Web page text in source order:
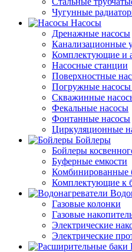
Чугунные
Насосы
Дренажные насосы
Канализационные
Комплектующие и
Насосные станции
Поверхностные
Погружные насосы
Скважинные
Фекальные насосы
Фонтанные насосы
Циркуляционные
Бойлеры
Бойлеры
Буферные емкости
Комбинированные
Комплектующие к
Газовые колонки
Газовые
Электрические
Электрические